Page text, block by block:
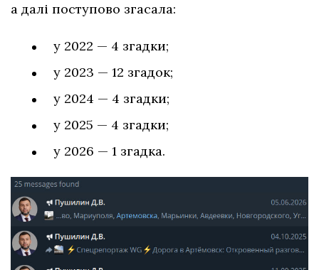
а далі поступово згасала:
у 2022 — 4 згадки;
у 2023 — 12 згадок;
у 2024 — 4 згадки;
у 2025 — 4 згадки;
у 2026 — 1 згадка.